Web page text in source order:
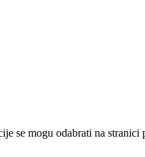
se mogu odabrati na stranici